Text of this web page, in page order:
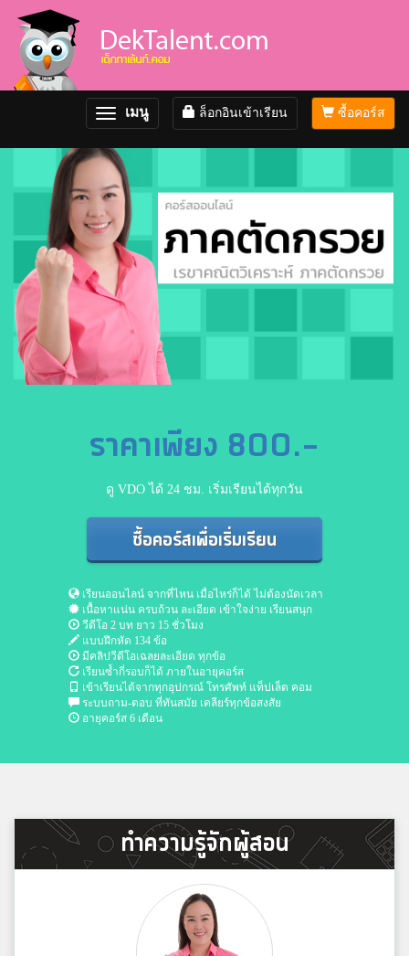
ซื้อคอร์ส
ล็อกอินเข้าเรียน
Toggle
navigation
เมนู
ราคาเพียง 800.-
ดู VDO ได้ 24 ชม. เริ่มเรียนได้ทุกวัน
ซื้อคอร์สเพื่อเริ่มเรียน
เรียนออนไลน์ จากที่ไหน เมื่อไหร่ก็ได้ ไม่ต้องนัดเวลา
เนื้อหาแน่น ครบถ้วน ละเอียด เข้าใจง่าย เรียนสนุก
วีดีโอ 2 บท ยาว 15 ชั่วโมง
แบบฝึกหัด 134 ข้อ
มีคลิปวีดีโอเฉลยละเอียด ทุกข้อ
เรียนซ้ำกี่รอบก็ได้ ภายในอายุคอร์ส
เข้าเรียนได้จากทุกอุปกรณ์ โทรศัพท์ แท็ปเล็ต คอม
ระบบถาม-ตอบ ที่ทันสมัย เคลียร์ทุกข้อสงสัย
อายุคอร์ส 6 เดือน
ทำความรู้จักผู้สอน